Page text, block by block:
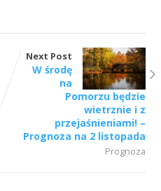
Next Post
W środę
na
Pomorzu będzie
wietrznie i z
przejaśnieniami! –
Prognoza na 2 listopada
Prognoza